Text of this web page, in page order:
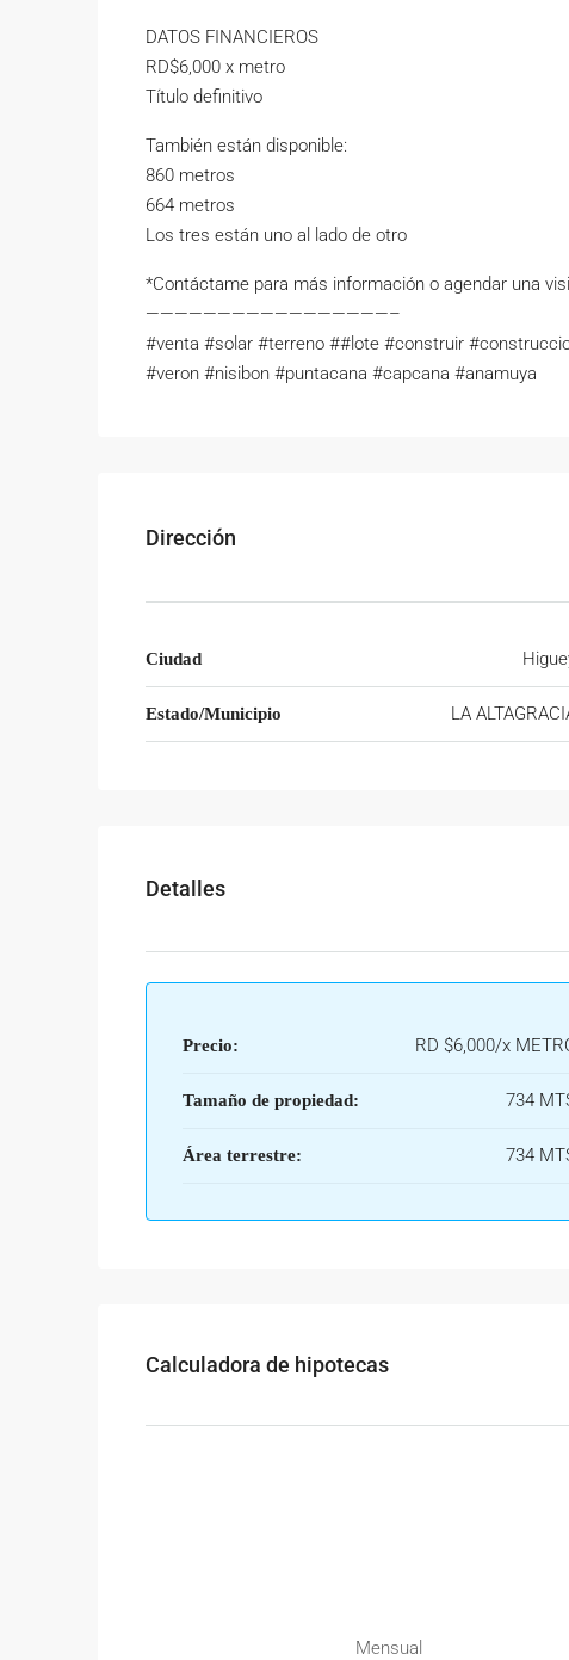
DATOS FINANCIEROS
RD$6,000 x metro
Título definitivo
También están disponible:
860 metros
664 metros
Los tres están uno al lado de otro
*Contáctame para más información o agendar una
—————————————————–
#venta #solar #terreno ##lote #construir
#veron #nisibon #puntacana #capcana #anamuya
Dirección
Ciudad
Estado/Municipio LA
Detalles
Precio: RD $6,000/x
Tamaño de propiedad: 734
Área terrestre: 734
Calculadora de hipotecas
Mensual